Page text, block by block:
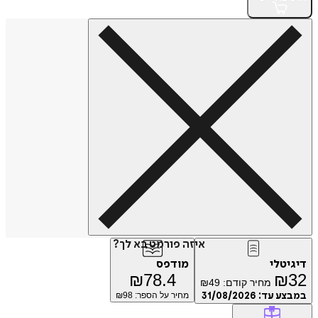
איזה פורמט בא לך?
₪ מחיר קודם: ₪49
עד:31/08/2026
מודפס
₪78.4
מחיר על הספר: ₪98